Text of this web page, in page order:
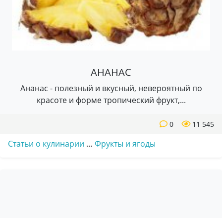
АНАНАС
Ананас - полезный и вкусный, невероятный по
красоте и форме тропический фрукт,...
11 545
0
Статьи о кулинарии … Фрукты и ягоды